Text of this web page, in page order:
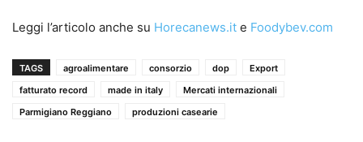
Leggi l’articolo anche su Horecanews.it e Foodybev.com
TAGS agroalimentare consorzio dop
Export
fatturato record
made in italy
Mercati internazionali
Parmigiano Reggiano
produzioni casearie